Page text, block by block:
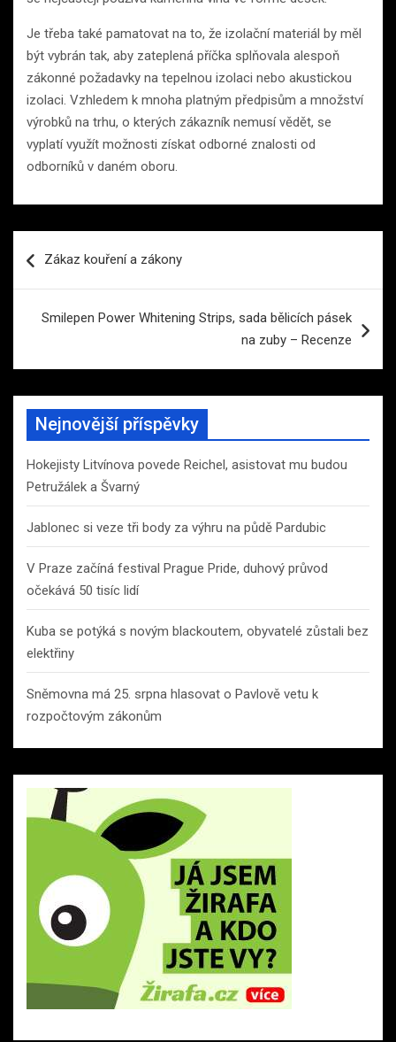
Je třeba také pamatovat na to, že izolační materiál by měl
být vybrán tak, aby zateplená příčka splňovala alespoň
zákonné požadavky na tepelnou izolaci nebo akustickou
izolaci. Vzhledem k mnoha platným předpisům a množství
výrobků na trhu, o kterých zákazník nemusí vědět, se
vyplatí využít možnosti získat odborné znalosti od
odborníků v daném oboru.
proZákaz kouření a zákony
Smilepen Power Whitening Strips, sada bělicích pásek
na zuby – Recenze
Nejnovější příspěvky
Hokejisty Litvínova povede Reichel, asistovat mu budou
Petružálek a Švarný
Jablonec si veze tři body za výhru na půdě Pardubic
V Praze začíná festival Prague Pride, duhový průvod
očekává 50 tisíc lidí
Kuba se potýká s novým blackoutem, obyvatelé zůstali bez
elektřiny
Sněmovna má 25. srpna hlasovat o Pavlově vetu k
rozpočtovým zákonům